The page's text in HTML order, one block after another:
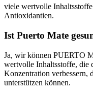
die Nerven und den
Daneben fördert Mate die
Puerto Malte Eistee eine
viele wertvolle
Antioxidantien.
Ist Puerto Mate
Ja, wir können PUERTO
wertvolle Inhaltsstoffe, die
Konzentration verbessern,
unterstützen können.